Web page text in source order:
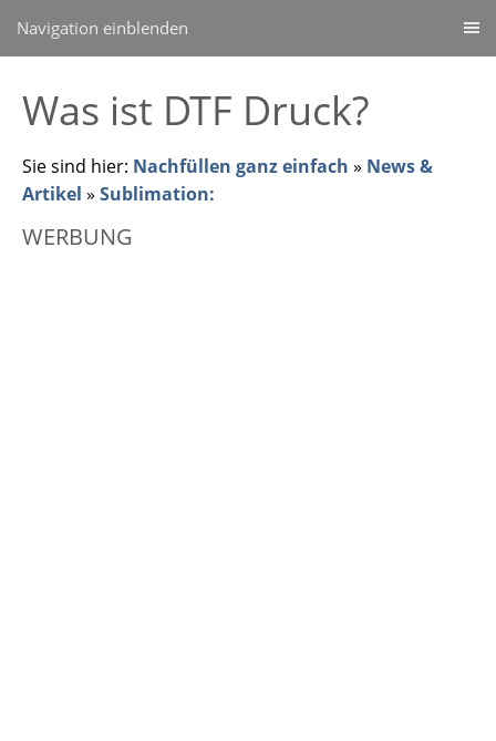
Navigation einblenden
Was ist DTF Druck?
Sie sind hier: Nachfüllen ganz einfach » News &
Artikel » Sublimation:
WERBUNG